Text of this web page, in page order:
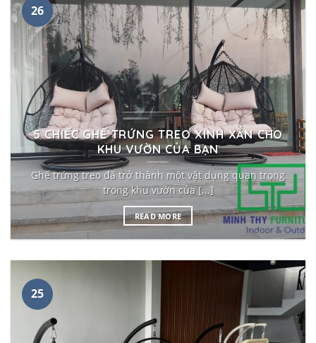
5 CHIẾC GHẾ TRỨNG TREO XINH XẮN CHO
KHU VƯỜN CỦA BẠN
Ghế trứng treo đã trở thành một vật dụng quan trọng
trong khu vườn của [...]
READ MORE
26
25